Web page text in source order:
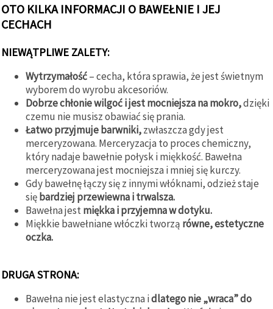
OTO KILKA INFORMACJI O BAWEŁNIE I JEJ
CECHACH
NIEWĄTPLIWE ZALETY:
Wytrzymałość– cecha, która sprawia, że jest świetnym
wyborem do wyrobu akcesoriów.
Dobrze chłonie wilgoć i jest mocniejsza na mokro,dzięki
czemu nie musisz obawiać się prania.
Łatwo przyjmuje barwniki,zwłaszcza gdy jest
merceryzowana. Merceryzacja to proces chemiczny,
który nadaje bawełnie połysk i miękkość. Bawełna
merceryzowana jest mocniejsza i mniej się kurczy.
Gdy bawełnę łączy się z innymi włóknami, odzież staje
siębardziej przewiewna i trwalsza.
Bawełna jestmiękka i przyjemna w dotyku.
Miękkie bawełniane włóczki tworzą równe, estetyczne
oczka.
DRUGA STRONA:
Bawełna nie jest elastyczna idlatego nie „wraca” do